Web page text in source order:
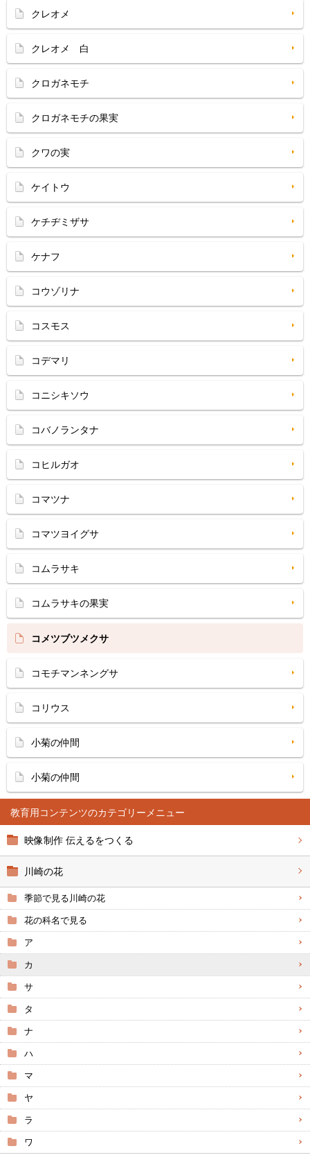
教育用コンテンツ
映像制作 伝えるをつくる
川崎の花
季節で見る川崎の花
花の科名で見る
ア
カ
サ
タ
ナ
ハ
マ
ヤ
ラ
ワ
クレオメ
クレオメ 白
クロガネモチ
クロガネモチの果実
クワの実
ケイトウ
ケチヂミザサ
ケナフ
コウゾリナ
コスモス
コデマリ
コニシキソウ
コバノランタナ
コヒルガオ
コマツナ
コマツヨイグサ
コムラサキ
コムラサキの果実
コメツブツメクサ
コモチマンネングサ
コリウス
小菊の仲間
小菊の仲間